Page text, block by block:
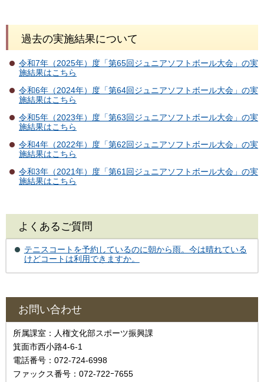
過去の実施結果について
令和7年（2025年）度「第65回ジュニアソフトボール大会」の実
施結果はこちら
令和6年（2024年）度「第64回ジュニアソフトボール大会」の実
施結果はこちら
令和5年（2023年）度「第63回ジュニアソフトボール大会」の実
施結果はこちら
令和4年（2022年）度「第62回ジュニアソフトボール大会」の実
施結果はこちら
令和3年（2021年）度「第61回ジュニアソフトボール大会」の実
施結果はこちら
よくあるご質問
テニスコートを予約しているのに朝から雨。今は晴れている
けどコートは利用できますか。
お問い合わせ
所属課室：人権文化部スポーツ振興課
箕面市西小路4-6-1
電話番号：072-724-6998
ファックス番号：072-722ｰ7655